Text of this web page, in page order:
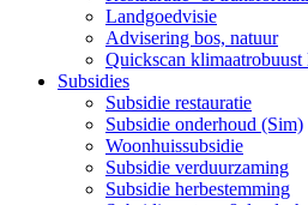
Landgoedvisie
Advisering bos, natuur
Quickscan klimaatrobuust
Subsidies
Subsidie restauratie
Subsidie onderhoud (Sim)
Woonhuissubsidie
Subsidie verduurzaming
Subsidie herbestemming